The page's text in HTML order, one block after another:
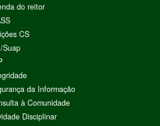
do reitor
CS
Suap
da Informação
à Comunidade
Disciplinar